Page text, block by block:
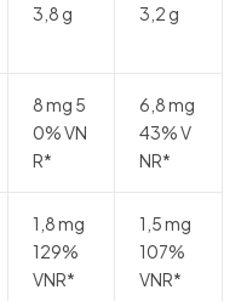
3,8 g 3,2 g
8 mg 5
0% VN
R*
6,8 mg
43% V
NR*
1,8 mg
129%
VNR*
1,5 mg
107%
VNR*